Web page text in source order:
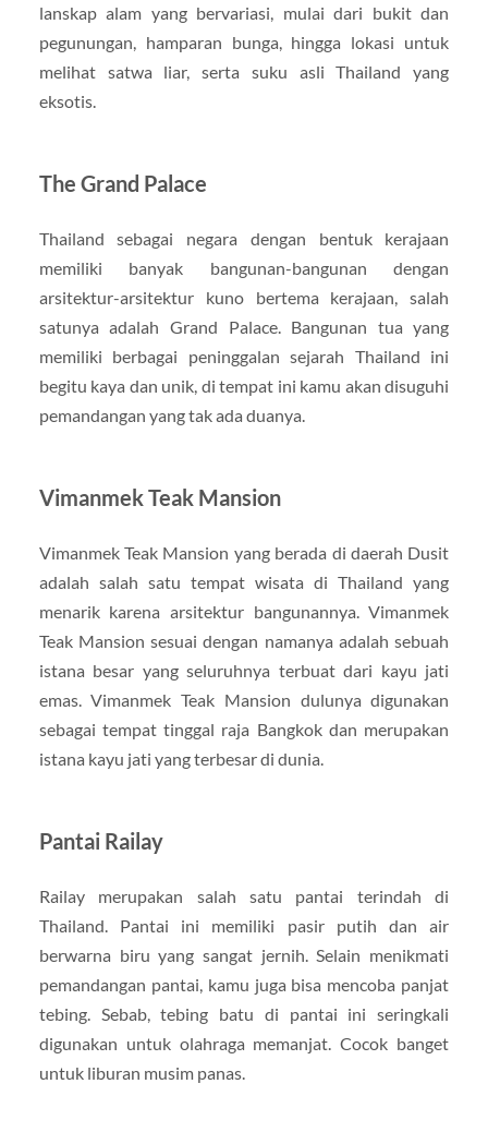
lanskap alam yang bervariasi, mulai dari bukit dan
pegunungan, hamparan bunga, hingga lokasi untuk
melihat satwa liar, serta suku asli Thailand yang
eksotis.
The Grand Palace
Thailand sebagai negara dengan bentuk kerajaan
memiliki banyak bangunan-bangunan dengan
arsitektur-arsitektur kuno bertema kerajaan, salah
satunya adalah Grand Palace. Bangunan tua yang
memiliki berbagai peninggalan sejarah Thailand ini
begitu kaya dan unik, di tempat ini kamu akan disuguhi
pemandangan yang tak ada duanya.
Vimanmek Teak Mansion
Vimanmek Teak Mansion yang berada di daerah Dusit
adalah salah satu tempat wisata di Thailand yang
menarik karena arsitektur bangunannya. Vimanmek
Teak Mansion sesuai dengan namanya adalah sebuah
istana besar yang seluruhnya terbuat dari kayu jati
emas. Vimanmek Teak Mansion dulunya digunakan
sebagai tempat tinggal raja Bangkok dan merupakan
istana kayu jati yang terbesar di dunia.
Pantai Railay
Railay merupakan salah satu pantai terindah di
Thailand. Pantai ini memiliki pasir putih dan air
berwarna biru yang sangat jernih. Selain menikmati
pemandangan pantai, kamu juga bisa mencoba panjat
tebing. Sebab, tebing batu di pantai ini seringkali
digunakan untuk olahraga memanjat. Cocok banget
untuk liburan musim panas.